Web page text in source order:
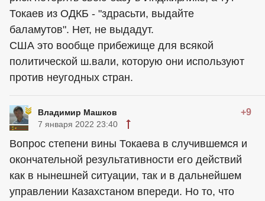
Токаев из ОДКБ - "здрасьти, выдайте
баламутов". Нет, не выдадут.
США это вообще прибежище для всякой
политической ш.вали, которую они используют
против неугодных стран.
Владимир Машков +9
7 января 2022 23:40
Вопрос степени вины Токаева в случившемся и
окончательной результативности его действий
как в нынешней ситуации, так и в дальнейшем
управлении Казахстаном впереди. Но то, что